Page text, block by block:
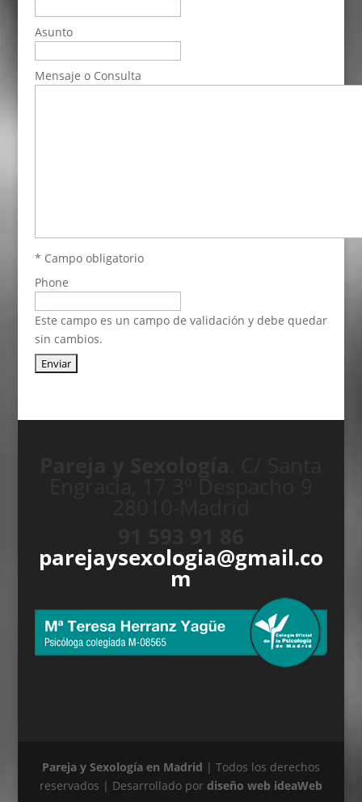
Asunto
Mensaje o Consulta
* Campo obligatorio
Phone
Este campo es un campo de validación y debe quedar
sin cambios.
parejaysexologia@gmail.co
m
Pareja y Sexología en Madrid | Todos los derechos
reservados | Desarrollado por diseño web ideaWeb